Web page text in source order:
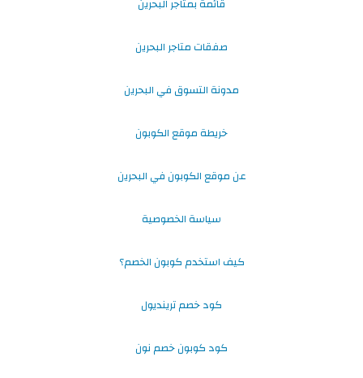
قائمة بمتاجر البحرين
صفقات متاجر البحرين
مدونة التسوق في البحرين
خريطة موقع الكوبون
عن موقع الكوبون في البحرين
سياسة الخصوصية
كيف استخدم كوبون الخصم؟
كود خصم ترينديول
كود كوبون خصم نون